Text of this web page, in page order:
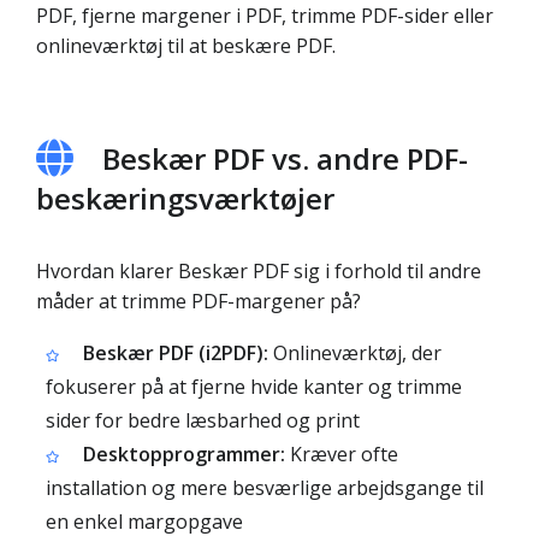
PDF, fjerne margener i PDF, trimme PDF-sider eller
onlineværktøj til at beskære PDF.
Beskær PDF vs. andre PDF-
beskæringsværktøjer
Hvordan klarer Beskær PDF sig i forhold til andre
måder at trimme PDF-margener på?
Beskær PDF (i2PDF): Onlineværktøj, der
fokuserer på at fjerne hvide kanter og trimme
sider for bedre læsbarhed og print
Desktopprogrammer: Kræver ofte
installation og mere besværlige arbejdsgange til
en enkel margopgave